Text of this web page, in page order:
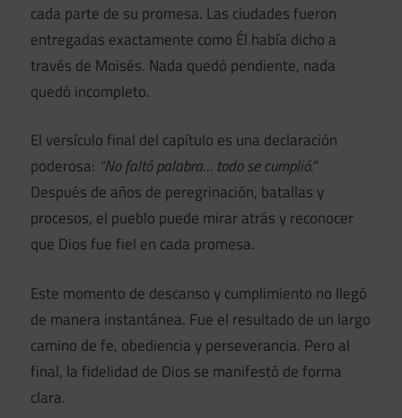
cada parte de su promesa. Las ciudades fueron
entregadas exactamente como Él había dicho a
través de Moisés. Nada quedó pendiente, nada
quedó incompleto.
El versículo final del capítulo es una declaración
poderosa: “No faltó palabra… todo se cumplió.”
Después de años de peregrinación, batallas y
procesos, el pueblo puede mirar atrás y reconocer
que Dios fue fiel en cada promesa.
Este momento de descanso y cumplimiento no llegó
de manera instantánea. Fue el resultado de un largo
camino de fe, obediencia y perseverancia. Pero al
final, la fidelidad de Dios se manifestó de forma
clara.